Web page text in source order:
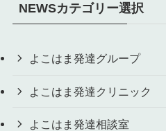
NEWSカテゴリー選択
よこはま発達グループ
よこはま発達クリニック
よこはま発達相談室